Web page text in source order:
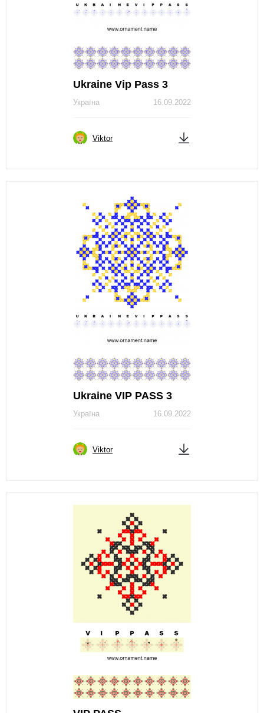
Ukraine Vip Pass 3
16.09.2022
Україна
Viktor
Ukraine VIP PASS 3
16.09.2022
Україна
Viktor